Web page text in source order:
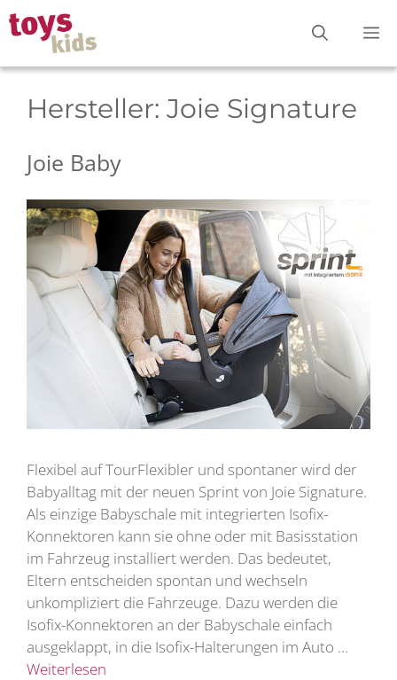
Zum
Inhalt
springen
Hersteller: Joie Signature
Joie Baby
Flexibel auf TourFlexibler und spontaner wird der
Babyalltag mit der neuen Sprint von Joie Signature.
Als einzige Babyschale mit integrierten Isofix-
Konnektoren kann sie ohne oder mit Basisstation
im Fahrzeug installiert werden. Das bedeutet,
Eltern entscheiden spontan und wechseln
unkompliziert die Fahrzeuge. Dazu werden die
Isofix-Konnektoren an der Babyschale einfach
ausgeklappt, in die Isofix-Halterungen im Auto …
Weiterlesen